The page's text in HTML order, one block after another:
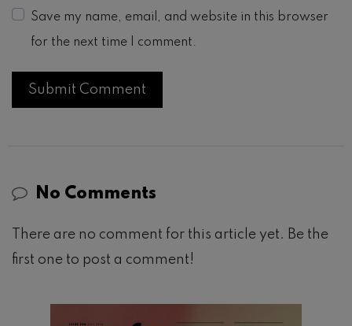
Save my name, email, and website in this browser
for the next time I comment.
No Comments
There are no comment for this article yet. Be the
first one to post a comment!